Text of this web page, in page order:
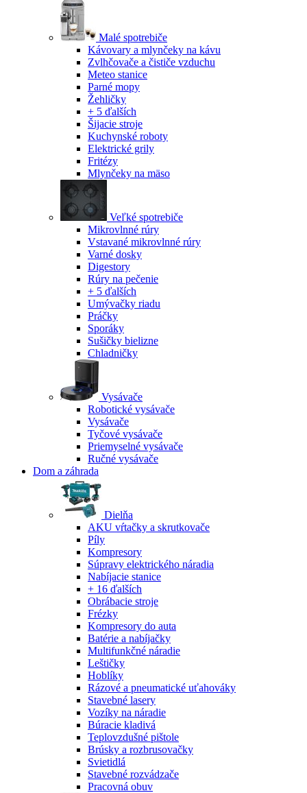
Malé spotrebiče
Kávovary a mlynčeky na kávu
Zvlhčovače a čističe vzduchu
Meteo stanice
Parné mopy
Žehličky
+ 5 ďalších
Šijacie stroje
Kuchynské roboty
Elektrické grily
Fritézy
Mlynčeky na mäso
Veľké spotrebiče
Mikrovlnné rúry
Vstavané mikrovlnné rúry
Varné dosky
Digestory
Rúry na pečenie
+ 5 ďalších
Umývačky riadu
Práčky
Sporáky
Sušičky bielizne
Chladničky
Vysávače
Robotické vysávače
Vysávače
Tyčové vysávače
Priemyselné vysávače
Ručné vysávače
Dom a záhrada
Dielňa
AKU vŕtačky a skrutkovače
Píly
Kompresory
Súpravy elektrického náradia
Nabíjacie stanice
+ 16 ďalších
Obrábacie stroje
Frézky
Kompresory do auta
Batérie a nabíjačky
Multifunkčné náradie
Leštičky
Hoblíky
Rázové a pneumatické uťahováky
Stavebné lasery
Vozíky na náradie
Búracie kladivá
Teplovzdušné pištole
Brúsky a rozbrusovačky
Svietidlá
Stavebné rozvádzače
Pracovná obuv